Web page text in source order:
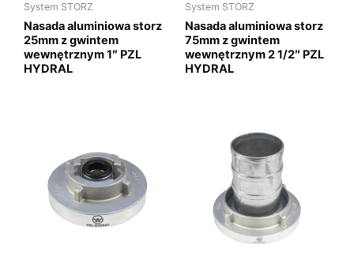
System STORZ
Nasada aluminiowa storz
25mm z gwintem
wewnętrznym 1″ PZL
HYDRAL
System STORZ
Nasada aluminiowa storz
75mm z gwintem
wewnętrznym 2 1/2″ PZL
HYDRAL